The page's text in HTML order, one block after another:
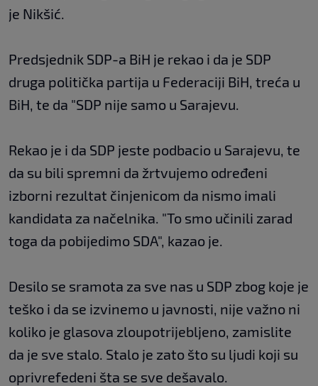
je Nikšić.
Predsjednik SDP-a BiH je rekao i da je SDP
druga politička partija u Federaciji BiH, treća u
BiH, te da "SDP nije samo u Sarajevu.
Rekao je i da SDP jeste podbacio u Sarajevu, te
da su bili spremni da žrtvujemo određeni
izborni rezultat činjenicom da nismo imali
kandidata za načelnika. "To smo učinili zarad
toga da pobijedimo SDA", kazao je.
Desilo se sramota za sve nas u SDP zbog koje je
teško i da se izvinemo u javnosti, nije važno ni
koliko je glasova zloupotrijebljeno, zamislite
da je sve stalo. Stalo je zato što su ljudi koji su
oprivrefedeni šta se sve dešavalo.